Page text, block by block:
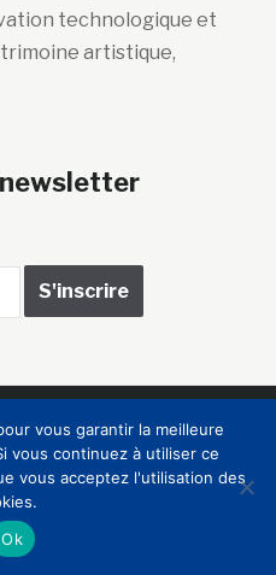
technologique et
artistique,
&
France
CLUB
vous garantir la meilleure
vous continuez à utiliser ce
vous acceptez l'utilisation des
Ok